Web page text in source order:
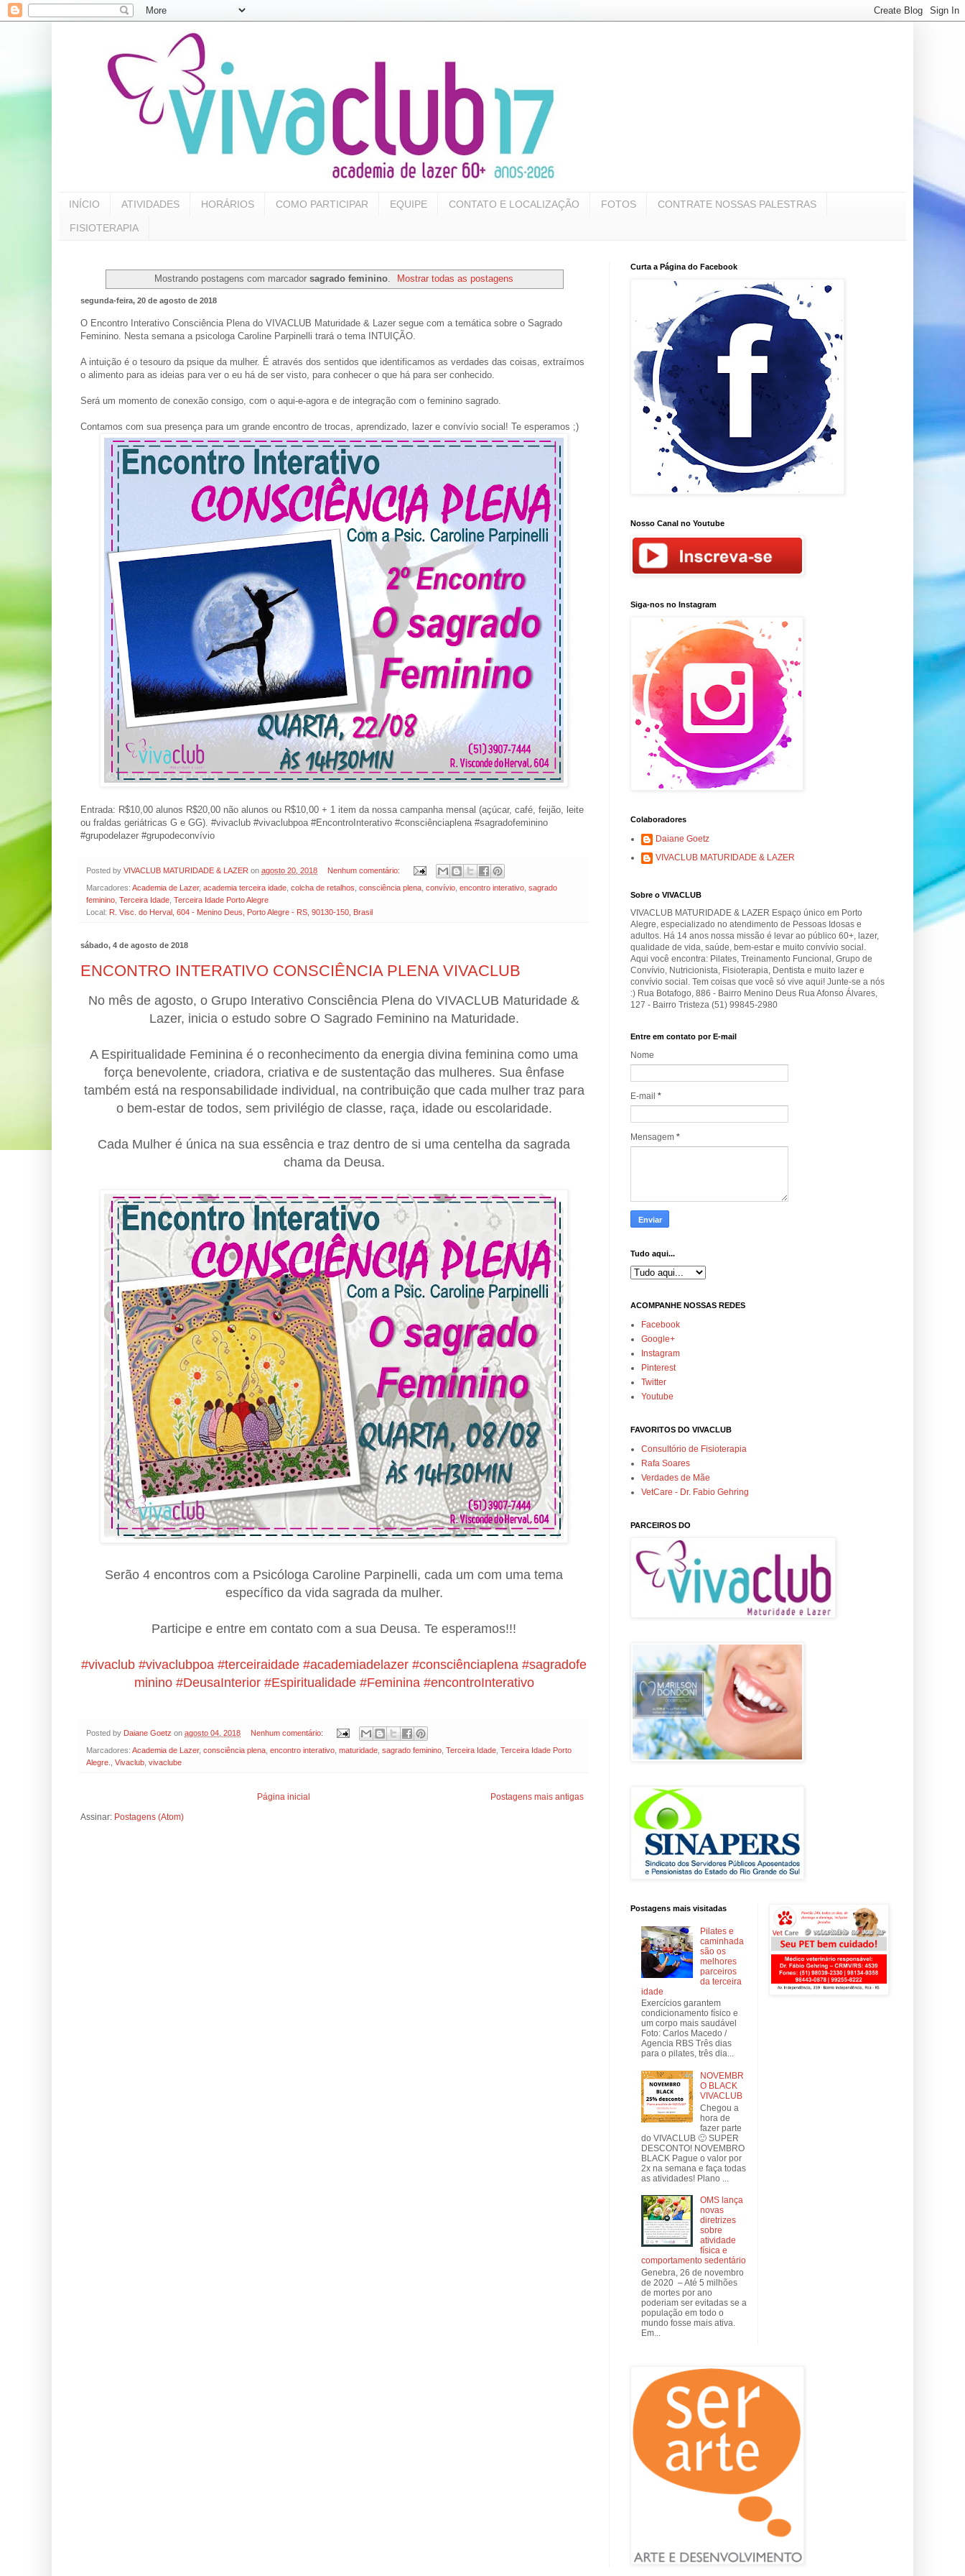
INÍCIO ATIVIDADES HORÁRIOS COMO PARTICIPAR EQUIPE CONTATO E LOCALIZAÇÃO FOTOS CONTRATE NOSSAS PALESTRAS
FISIOTERAPIA
Mostrando postagens com marcador sagrado feminino. Mostrar todas as postagens
segunda-feira, 20 de agosto de 2018
O Encontro Interativo Consciência Plena do VIVACLUB Maturidade & Lazer segue com a temática sobre o Sagrado
Feminino. Nesta semana a psicologa Caroline Parpinelli trará o tema INTUIÇÃO.
A intuição é o tesouro da psique da mulher. É através dos sentidos que identificamos as verdades das coisas, extraímos
o alimento para as ideias para ver o eu há de ser visto, para conhecer o que há para ser conhecido.
Será um momento de conexão consigo, com o aqui-e-agora e de integração com o feminino sagrado.
Contamos com sua presença para um grande encontro de trocas, aprendizado, lazer e convívio social! Te esperamos ;)
Entrada: R$10,00 alunos R$20,00 não alunos ou R$10,00 + 1 item da nossa campanha mensal (açúcar, café, feijão, leite
ou fraldas geriátricas G e GG). #vivaclub #vivaclubpoa #EncontroInterativo #consciênciaplena #sagradofeminino
#grupodelazer #grupodeconvívio
Posted by VIVACLUB MATURIDADE & LAZER on agosto 20, 2018 Nenhum comentário:
Marcadores: Academia de Lazer, academia terceira idade colcha de retalhos consciência plena convívio encontro interativo sagrado
feminino Terceira Idade Terceira Idade Porto Alegre
Local: R. Visc. do Herval, 604 - Menino Deus, Porto Alegre - RS, 90130-150, Brasil
sábado, 4 de agosto de 2018
ENCONTRO INTERATIVO CONSCIÊNCIA PLENA VIVACLUB
No mês de agosto, o Grupo Interativo Consciência Plena do VIVACLUB Maturidade &
Lazer, inicia o estudo sobre O Sagrado Feminino na Maturidade.
A Espiritualidade Feminina é o reconhecimento da energia divina feminina como uma
força benevolente, criadora, criativa e de sustentação das mulheres. Sua ênfase
também está na responsabilidade individual, na contribuição que cada mulher traz para
o bem-estar de todos, sem privilégio de classe, raça, idade ou escolaridade.
Cada Mulher é única na sua essência e traz dentro de si uma centelha da sagrada
chama da Deusa.
Serão 4 encontros com a Psicóloga Caroline Parpinelli, cada um com uma tema
específico da vida sagrada da mulher.
Participe e entre em contato com a sua Deusa. Te esperamos!!!
#vivaclub #vivaclubpoa #terceiraidade #academiadelazer #consciênciaplena #sagradofe
minino #DeusaInterior #Espiritualidade #Feminina #encontroInterativo
Posted by Daiane Goetz on agosto 04, 2018 Nenhum comentário:
Marcadores: Academia de Lazer, consciência plena encontro interativo maturidade sagrado feminino Terceira Idade Terceira Idade Porto
Alegre.
Vivaclub vivaclube
Postagens mais antigas
Página inicial
Assinar: Postagens (Atom)
Curta a Página do Facebook
Nosso Canal no Youtube
Siga-nos no Instagram
Colaboradores
Daiane Goetz
VIVACLUB MATURIDADE & LAZER
Sobre o VIVACLUB
VIVACLUB MATURIDADE & LAZER Espaço único em Porto
Alegre, especializado no atendimento de Pessoas Idosas e
adultos. Há 14 anos nossa missão é levar ao público 60+, lazer,
qualidade de vida, saúde, bem-estar e muito convívio social.
Aqui você encontra: Pilates, Treinamento Funcional, Grupo de
Convívio, Nutricionista, Fisioterapia, Dentista e muito lazer e
convívio social. Tem coisas que você só vive aqui! Junte-se a nós
:) Rua Botafogo, 886 - Bairro Menino Deus Rua Afonso Álvares,
127 - Bairro Tristeza (51) 99845-2980
Entre em contato por E-mail
Nome
E-mail *
Mensagem *
Tudo aqui...
ACOMPANHE NOSSAS REDES
Facebook
Google+
Instagram
Pinterest
Twitter
Youtube
FAVORITOS DO VIVACLUB
Consultório de Fisioterapia
Rafa Soares
Verdades de Mãe
VetCare - Dr. Fabio Gehring
PARCEIROS DO
Postagens mais visitadas
Pilates e
caminhada
são os
melhores
parceiros
da terceira
idade
Exercícios garantem
condicionamento físico e
um corpo mais saudável
Foto: Carlos Macedo /
Agencia RBS Três dias
para o pilates, três dia...
NOVEMBR
O BLACK
VIVACLUB
Chegou a
hora de
fazer parte
do VIVACLUB 🙂 SUPER
DESCONTO! NOVEMBRO
BLACK Pague o valor por
2x na semana e faça todas
as atividades! Plano ...
OMS lança
novas
diretrizes
sobre
atividade
física e
comportamento sedentário
Genebra, 26 de novembro
de 2020 – Até 5 milhões
de mortes por ano
poderiam ser evitadas se a
população em todo o
mundo fosse mais ativa.
Em...